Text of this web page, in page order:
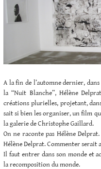
A la fin de l’automne dernier,
la “Nuit Blanche”, Hélène
créations plurielles, projetant,
sait si bien les organiser, un film
la galerie de Christophe Gaillard.
On ne raconte pas Hélène
Hélène Delprat. Commenter serait
Il faut entrer dans son monde et
la recomposition du monde.